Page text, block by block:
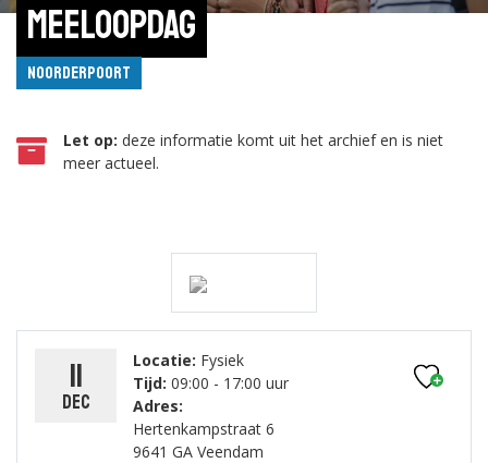
Meeloopdag
Noorderpoort
Let op: deze informatie komt uit het archief en is niet
meer actueel.
11
dec
Locatie: Fysiek
Tijd: 09:00 - 17:00 uur
Adres:
Hertenkampstraat 6
9641 GA Veendam